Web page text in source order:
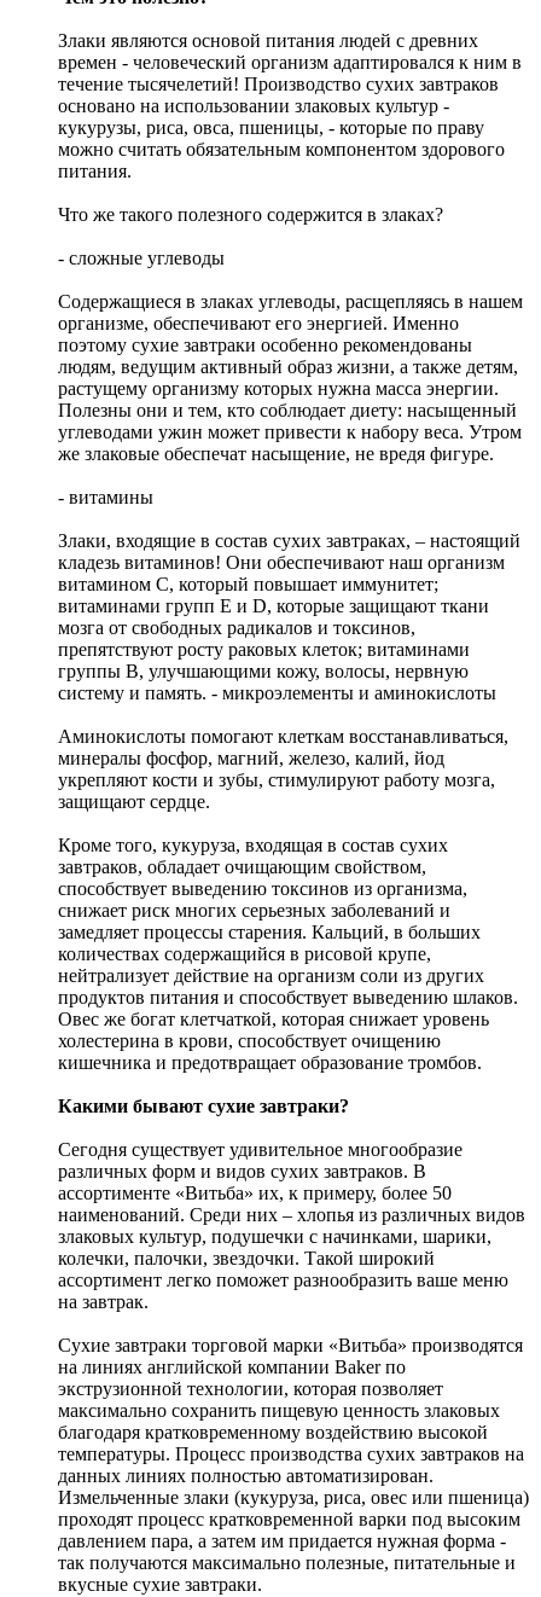
Злаки являются основой питания людей с древних
времен - человеческий организм адаптировался к ним в
течение тысячелетий! Производство сухих завтраков
основано на использовании злаковых культур -
кукурузы, риса, овса, пшеницы, - которые по праву
можно считать обязательным компонентом здорового
питания.
Что же такого полезного содержится в злаках?
- сложные углеводы
Содержащиеся в злаках углеводы, расщепляясь в нашем
организме, обеспечивают его энергией. Именно
поэтому сухие завтраки особенно рекомендованы
людям, ведущим активный образ жизни, а также детям,
растущему организму которых нужна масса энергии.
Полезны они и тем, кто соблюдает диету: насыщенный
углеводами ужин может привести к набору веса. Утром
же злаковые обеспечат насыщение, не вредя фигуре.
- витамины
Злаки, входящие в состав сухих завтраках, – настоящий
кладезь витаминов! Они обеспечивают наш организм
витамином С, который повышает иммунитет;
витаминами групп E и D, которые защищают ткани
мозга от свободных радикалов и токсинов,
препятствуют росту раковых клеток; витаминами
группы B, улучшающими кожу, волосы, нервную
систему и память. - микроэлементы и аминокислоты
Аминокислоты помогают клеткам восстанавливаться,
минералы фосфор, магний, железо, калий, йод
укрепляют кости и зубы, стимулируют работу мозга,
защищают сердце.
Кроме того, кукуруза, входящая в состав сухих
завтраков, обладает очищающим свойством,
способствует выведению токсинов из организма,
снижает риск многих серьезных заболеваний и
замедляет процессы старения. Кальций, в больших
количествах содержащийся в рисовой крупе,
нейтрализует действие на организм соли из других
продуктов питания и способствует выведению шлаков.
Овес же богат клетчаткой, которая снижает уровень
холестерина в крови, способствует очищению
кишечника и предотвращает образование тромбов.
Какими бывают сухие завтраки?
Сегодня существует удивительное многообразие
различных форм и видов сухих завтраков. В
ассортименте «Витьба» их, к примеру, более 50
наименований. Среди них – хлопья из различных видов
злаковых культур, подушечки с начинками, шарики,
колечки, палочки, звездочки. Такой широкий
ассортимент легко поможет разнообразить ваше меню
на завтрак.
Сухие завтраки торговой марки «Витьба» производятся
на линиях английской компании Baker по
экструзионной технологии, которая позволяет
максимально сохранить пищевую ценность злаковых
благодаря кратковременному воздействию высокой
температуры. Процесс производства сухих завтраков на
данных линиях полностью автоматизирован.
Измельченные злаки (кукуруза, риса, овес или пшеница)
проходят процесс кратковременной варки под высоким
давлением пара, а затем им придается нужная форма -
так получаются максимально полезные, питательные и
вкусные сухие завтраки.